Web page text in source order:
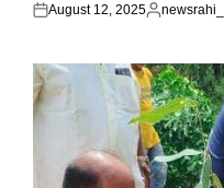
Posted
August 12, 2025
Posted